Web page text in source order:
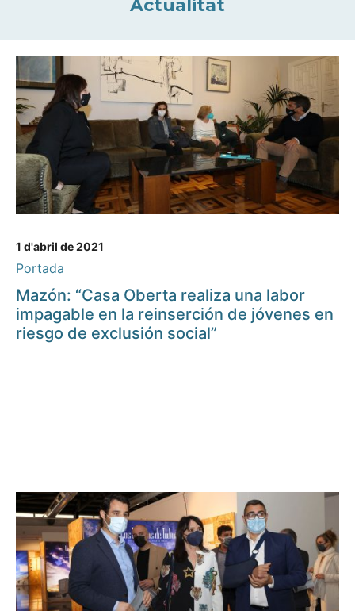
Actualitat
1 d'abril de 2021
Portada
Mazón: “Casa Oberta realiza una labor
impagable en la reinserción de jóvenes en
riesgo de exclusión social”